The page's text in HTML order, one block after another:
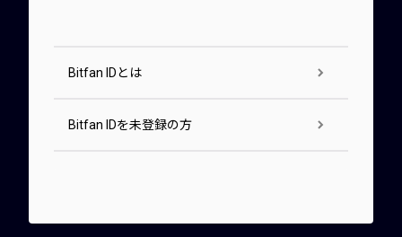
Bitfan IDとは
Bitfan IDを未登録の方